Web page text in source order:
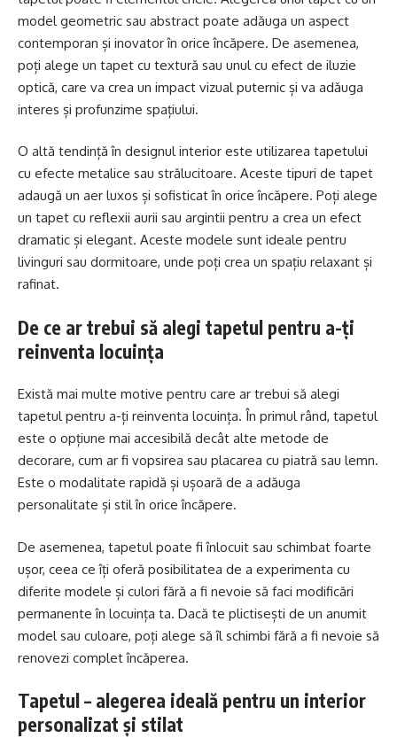
model geometric sau abstract poate adăuga un aspect
contemporan și inovator în orice încăpere. De asemenea,
poți alege un tapet cu textură sau unul cu efect de iluzie
optică, care va crea un impact vizual puternic și va adăuga
interes și profunzime spațiului.
O altă tendință în designul interior este utilizarea tapetului
cu efecte metalice sau strălucitoare. Aceste tipuri de tapet
adaugă un aer luxos și sofisticat în orice încăpere. Poți alege
un tapet cu reflexii aurii sau argintii pentru a crea un efect
dramatic și elegant. Aceste modele sunt ideale pentru
livinguri sau dormitoare, unde poți crea un spațiu relaxant și
rafinat.
De ce ar trebui să alegi tapetul pentru a-ți
reinventa locuința
Există mai multe motive pentru care ar trebui să alegi
tapetul pentru a-ți reinventa locuința. În primul rând, tapetul
este o opțiune mai accesibilă decât alte metode de
decorare, cum ar fi vopsirea sau placarea cu piatră sau lemn.
Este o modalitate rapidă și ușoară de a adăuga
personalitate și stil în orice încăpere.
De asemenea, tapetul poate fi înlocuit sau schimbat foarte
ușor, ceea ce îți oferă posibilitatea de a experimenta cu
diferite modele și culori fără a fi nevoie să faci modificări
permanente în locuința ta. Dacă te plictisești de un anumit
model sau culoare, poți alege să îl schimbi fără a fi nevoie să
renovezi complet încăperea.
Tapetul – alegerea ideală pentru un interior
personalizat și stilat